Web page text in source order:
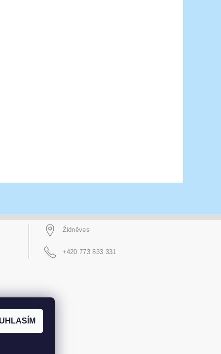
Židněves
+420 773 833 331